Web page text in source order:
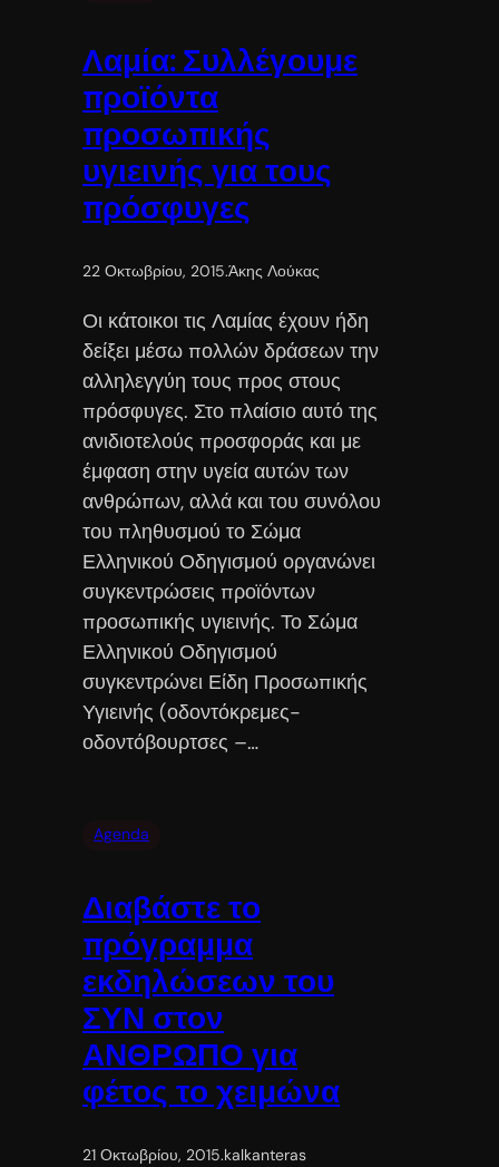
Λαμία: Συλλέγουμε
προϊόντα
προσωπικής
υγιεινής για τους
πρόσφυγες
22 Οκτωβρίου, 2015.Άκης Λούκας
Οι κάτοικοι τις Λαμίας έχουν ήδη
δείξει μέσω πολλών δράσεων την
αλληλεγγύη τους προς στους
πρόσφυγες. Στο πλαίσιο αυτό της
ανιδιοτελούς προσφοράς και με
έμφαση στην υγεία αυτών των
ανθρώπων, αλλά και του συνόλου
του πληθυσμού το Σώμα
Ελληνικού Οδηγισμού οργανώνει
συγκεντρώσεις προϊόντων
προσωπικής υγιεινής. Το Σώμα
Ελληνικού Οδηγισμού
συγκεντρώνει Είδη Προσωπικής
Υγιεινής (οδοντόκρεμες-
οδοντόβουρτσες –…
Agenda
Διαβάστε το
πρόγραμμα
εκδηλώσεων του
ΣΥΝ στον
ΑΝΘΡΩΠΟ για
φέτος το χειμώνα
21 Οκτωβρίου, 2015.kalkanteras